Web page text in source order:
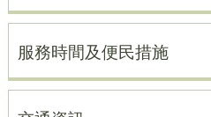
服務時間及便民措施